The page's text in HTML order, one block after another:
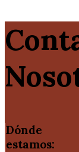
Dónde
estamos: